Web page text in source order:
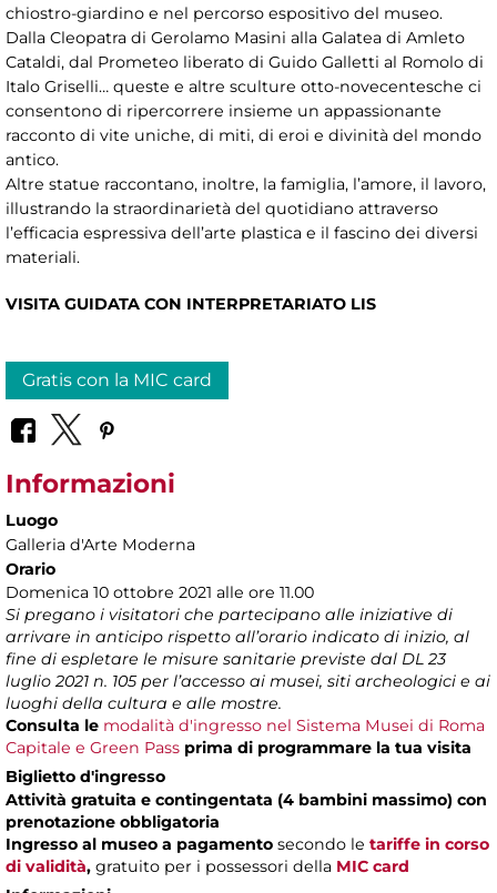
chiostro-giardino e nel percorso espositivo del museo.
Dalla Cleopatra di Gerolamo Masini alla Galatea di Amleto
Cataldi, dal Prometeo liberato di Guido Galletti al Romolo di
Italo Griselli… queste e altre sculture otto-novecentesche ci
consentono di ripercorrere insieme un appassionante
racconto di vite uniche, di miti, di eroi e divinità del mondo
antico.
Altre statue raccontano, inoltre, la famiglia, l’amore, il lavoro,
illustrando la straordinarietà del quotidiano attraverso
l’efficacia espressiva dell’arte plastica e il fascino dei diversi
materiali.
VISITA GUIDATA CON INTERPRETARIATO LIS
Gratis con la MIC card
Informazioni
Luogo
Galleria d'Arte Moderna
Orario
Domenica 10 ottobre 2021 alle ore 11.00
Si pregano i visitatori che partecipano alle iniziative di
arrivare in anticipo rispetto all’orario indicato di inizio, al
fine di espletare le misure sanitarie previste dal DL 23
luglio 2021 n. 105 per l’accesso ai musei, siti archeologici e ai
luoghi della cultura e alle mostre.
Consulta le modalità d'ingresso nel Sistema Musei di Roma
Capitale e Green Pass prima di programmare la tua visita
Biglietto d'ingresso
Attività gratuita e contingentata (4 bambini massimo) con
prenotazione obbligatoria
Ingresso al museo a pagamento secondo le tariffe in corso
di validità, gratuito per i possessori della MIC card